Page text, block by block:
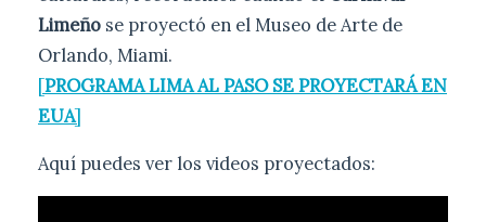
Limeño se proyectó en el Museo de Arte de
Orlando, Miami.
[PROGRAMA LIMA AL PASO SE PROYECTARÁ EN
EUA]
Aquí puedes ver los videos proyectados: